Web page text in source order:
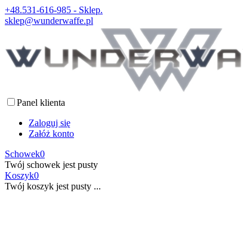
+48.531-616-985 - Sklep.
sklep@wunderwaffe.pl
Panel klienta
Zaloguj się
Załóż konto
Schowek0
Twój schowek jest pusty
Koszyk0
Twój koszyk jest pusty ...